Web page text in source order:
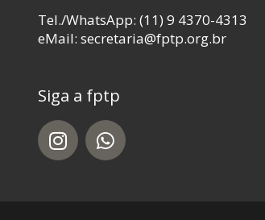
Tel./WhatsApp: (11) 9 4370-4313
eMail: secretaria@fptp.org.br
Siga a fptp